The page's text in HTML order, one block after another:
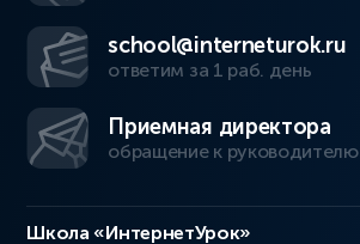
school@interneturok.ru
ответим за 1 раб. день
Приемная директора
обращение к руководителю
Школа «ИнтернетУрок»